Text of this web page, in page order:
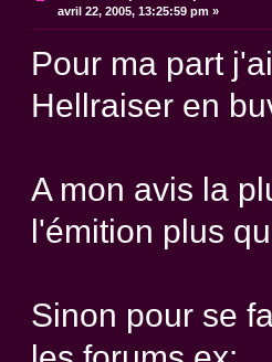
avril 22, 2005, 13:25:59 pm »
Pour ma part
Hellraiser en
A mon avis la
l'émition plus
Sinon pour se